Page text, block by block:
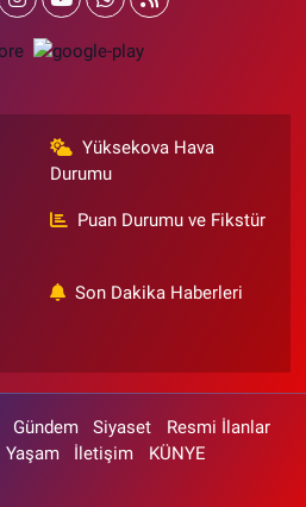
Yüksekova Hava
Durumu
Puan Durumu ve Fikstür
Son Dakika Haberleri
Gündem Siyaset
Resmi İlanlar
Yaşam İletişim KÜNYE